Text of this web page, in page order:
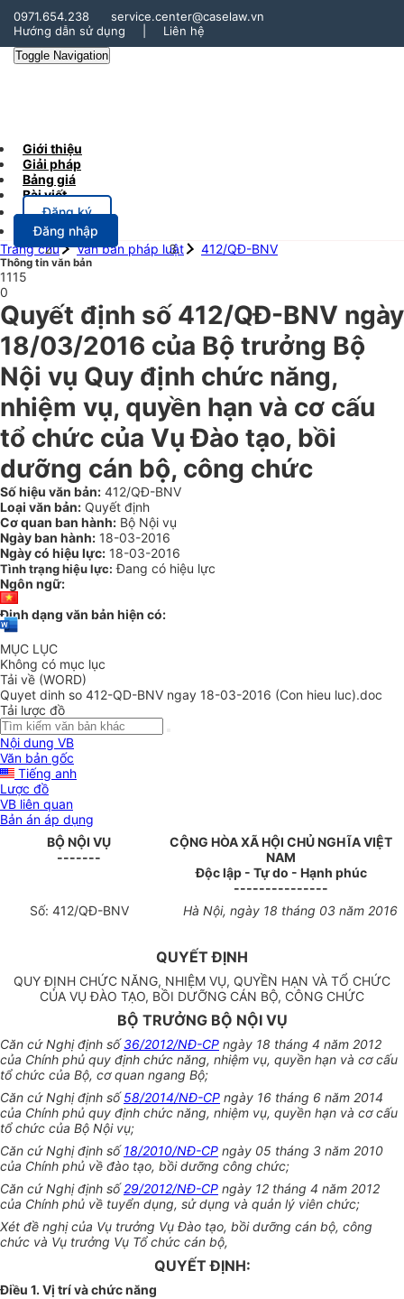
0971.654.238
service.center@caselaw.vn
Hướng dẫn sử dụng
Liên hệ
Toggle Navigation
Giới thiệu
Giải pháp
Bảng giá
Bài viết
Đăng ký
Đăng nhập
Trang chủ
Văn bản pháp luật 412/QĐ-BNV
Thông tin văn bản
1115
0
Quyết định số 412/QĐ-BNV ngày
18/03/2016 của Bộ trưởng Bộ
Nội vụ Quy định chức năng,
nhiệm vụ, quyền hạn và cơ cấu
tổ chức của Vụ Đào tạo, bồi
dưỡng cán bộ, công chức
Số hiệu văn bản: 412/QĐ-BNV
Loại văn bản: Quyết định
Cơ quan ban hành: Bộ Nội vụ
Ngày ban hành: 18-03-2016
Ngày có hiệu lực: 18-03-2016
Tình trạng hiệu lực: Đang có hiệu lực
Ngôn ngữ:
Định dạng văn bản hiện có:
MỤC LỤC
Không có mục lục
Tải về (WORD)
Quyet dinh so 412-QD-BNV ngay 18-03-2016 (Con hieu luc).doc
Tải lược đồ
Nội dung VB
Văn bản gốc
Tiếng anh
Lược đồ
VB liên quan
Bản án áp dụng
BỘ NỘI VỤ
-------
CỘNG HÒA XÃ HỘI CHỦ NGHĨA VIỆT
NAM
Độc lập - Tự do - Hạnh phúc
---------------
Số: 412/QĐ-BNV Hà Nội, ngày 18 tháng 03 năm 2016
QUYẾT ĐỊNH
QUY ĐỊNH CHỨC NĂNG, NHIỆM VỤ, QUYỀN HẠN VÀ TỔ CHỨC
CỦA VỤ ĐÀO TẠO, BỒI DƯỠNG CÁN BỘ, CÔNG CHỨC
BỘ TRƯỞNG BỘ NỘI VỤ
Căn cứ Nghị định số36/2012/NĐ-CP ngày 18 tháng 4 năm 2012
của Chính phủ quy định chức năng, nhiệm vụ, quyền hạn và cơ cấu
tổ chức của Bộ, cơ quan ngang Bộ;
Căn cứ Nghị định số58/2014/NĐ-CP ngày 16 tháng 6 năm 2014
của Chính phủ quy định chức năng, nhiệm vụ, quyền hạn và cơ cấu
tổ chức của Bộ Nội vụ;
Căn cứ Nghị định số18/2010/NĐ-CP ngày 05 tháng 3 năm 2010
của Chính phủ về đào tạo, bồi dưỡng công chức;
Căn cứ Nghị định số29/2012/NĐ-CP ngày 12 tháng 4 năm 2012
của Chính phủ về tuyển dụng, sử dụng và quản lý viên chức;
Xét đề nghị của Vụ trưởng Vụ Đào tạo, bồi dưỡng cán bộ, công
chức và Vụ trưởng Vụ Tổ chức cán bộ,
QUYẾT ĐỊNH:
Điều 1. Vị trí và chức năng